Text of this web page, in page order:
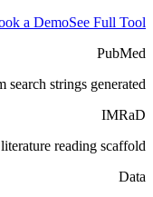
a DemoSee Full Tool
PubMed
search strings generated
IMRaD
reading scaffold
Data